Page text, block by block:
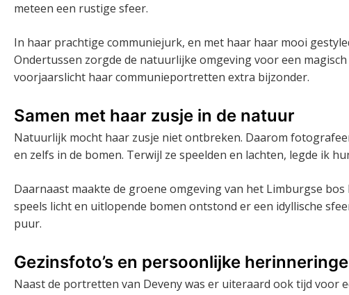
meteen een rustige sfeer.
In haar prachtige communiejurk, en met haar haar mooi
Ondertussen zorgde de natuurlijke omgeving voor een
voorjaarslicht haar communieportretten extra bijzonder.
Samen met haar zusje in de natuur
Natuurlijk mocht haar zusje niet ontbreken. Daarom
en zelfs in de bomen. Terwijl ze speelden en lachten, legde ik
Daarnaast maakte de groene omgeving van het Limburgse
speels licht en uitlopende bomen ontstond er een idyllische
puur.
Gezinsfoto’s en persoonlijke
Naast de portretten van Deveny was er uiteraard ook tijd voor